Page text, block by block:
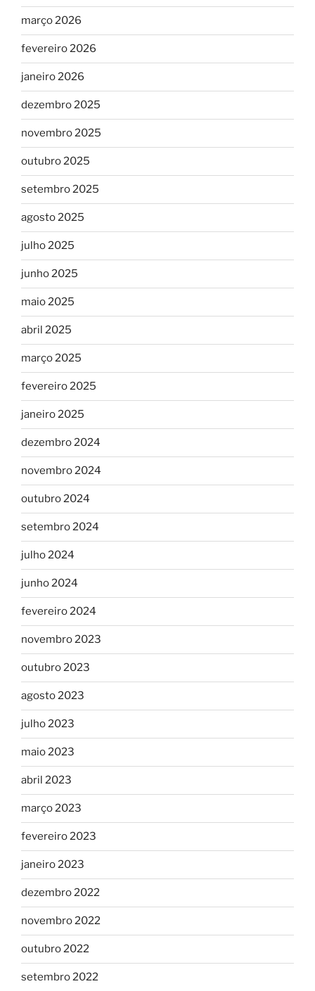
março 2026
fevereiro 2026
janeiro 2026
dezembro 2025
novembro 2025
outubro 2025
setembro 2025
agosto 2025
julho 2025
junho 2025
maio 2025
abril 2025
março 2025
fevereiro 2025
janeiro 2025
dezembro 2024
novembro 2024
outubro 2024
setembro 2024
julho 2024
junho 2024
fevereiro 2024
novembro 2023
outubro 2023
agosto 2023
julho 2023
maio 2023
abril 2023
março 2023
fevereiro 2023
janeiro 2023
dezembro 2022
novembro 2022
outubro 2022
setembro 2022